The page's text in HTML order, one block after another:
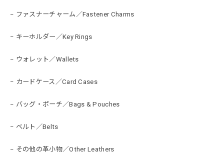
− ファスナーチャーム／Fastener Charms
− キーホルダー／Key Rings
− ウォレット／Wallets
− カードケース／Card Cases
− バッグ・ポーチ／Bags & Pouches
− ベルト／Belts
− その他の革小物／Other Leathers